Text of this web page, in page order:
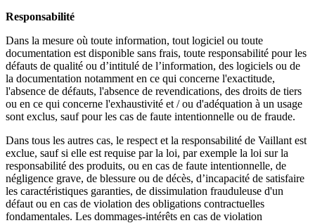
Responsabilité
Dans la mesure où toute information, tout logiciel ou toute
documentation est disponible sans frais, toute responsabilité pour les
défauts de qualité ou d’intitulé de l’information, des logiciels ou de
la documentation notamment en ce qui concerne l'exactitude,
l'absence de défauts, l'absence de revendications, des droits de tiers
ou en ce qui concerne l'exhaustivité et / ou d'adéquation à un usage
sont exclus, sauf pour les cas de faute intentionnelle ou de fraude.
Dans tous les autres cas, le respect et la responsabilité de Vaillant est
exclue, sauf si elle est requise par la loi, par exemple la loi sur la
responsabilité des produits, ou en cas de faute intentionnelle, de
négligence grave, de blessure ou de décès, d’incapacité de satisfaire
les caractéristiques garanties, de dissimulation frauduleuse d'un
défaut ou en cas de violation des obligations contractuelles
fondamentales. Les dommages-intérêts en cas de violation